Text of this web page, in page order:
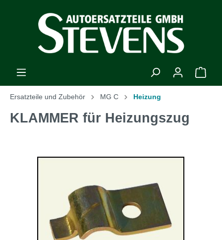
Ersatzteile und Zubehör MG C Heizung
KLAMMER für Heizungszug